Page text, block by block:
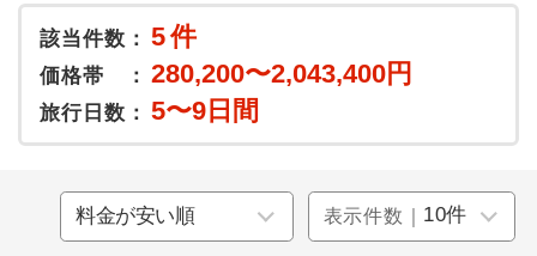
該当件数： 5件
価格帯 ： 280,200〜2,043,400円
旅行日数： 5〜9日間
表示件数｜